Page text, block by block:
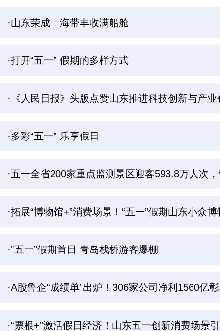
·山东荣成：海带丰收满船舱
·打开“五一” 假期的多样方式
·《人民日报》头版点赞山东推进科技创新与产
·多彩“五一” 乐享假日
·五一全省200家重点监测景区迎客593.8万人次
·拓展“博物馆+”消费场景！“五一”假期山东小众
·“五一”假期首日 青岛栈桥游客爆棚
·A股鲁企“成绩单”出炉！306家公司净利1560亿
·“票根+”激活假日经济！山东五一创新消费场景